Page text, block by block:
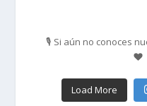
🎙️ Si aún no conoces
Load More